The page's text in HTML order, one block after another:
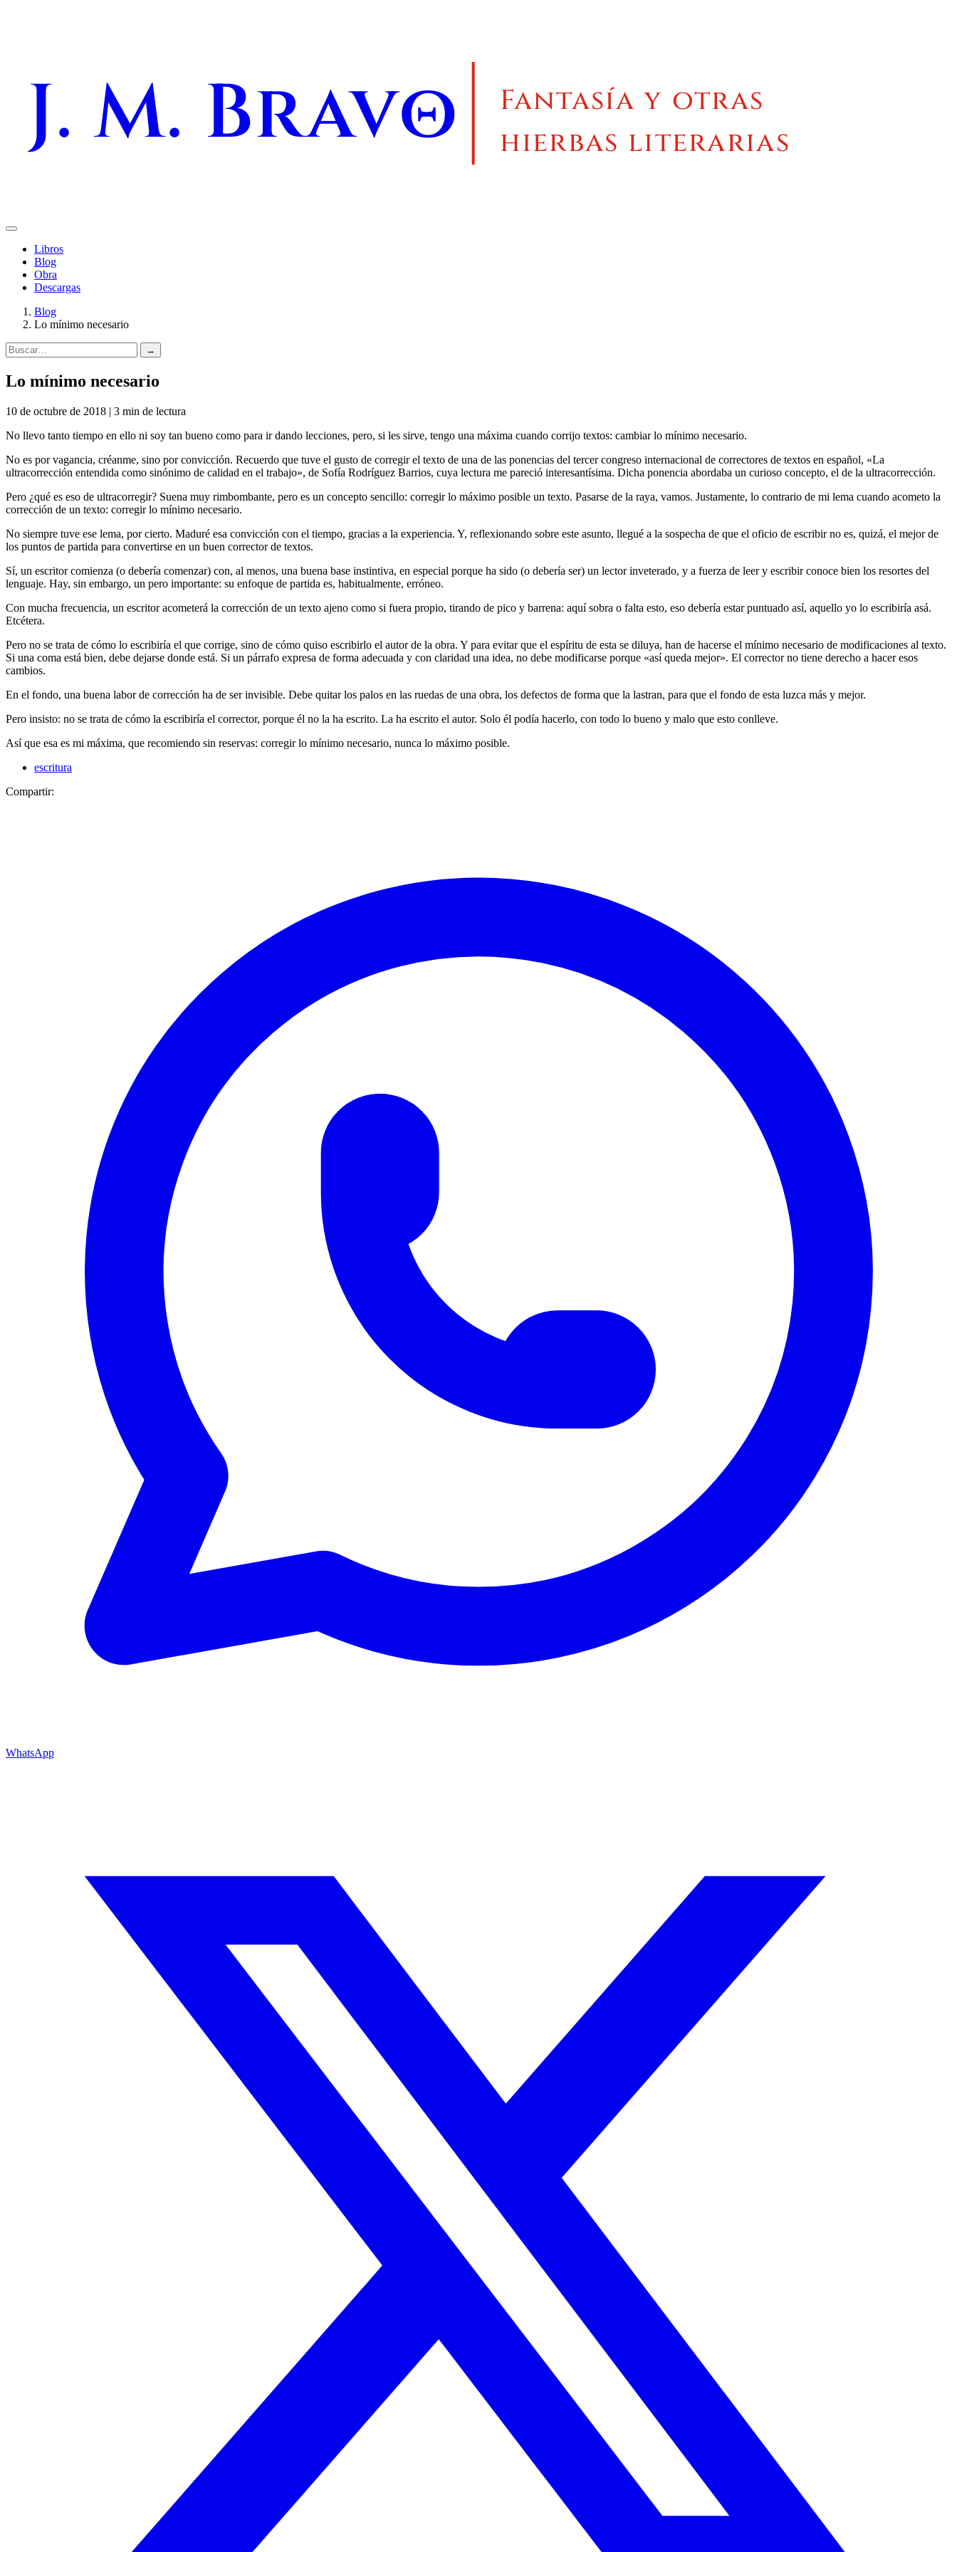
J. M. Bravo Fantasía y otras
hierbas literarias
Libros
Blog
Obra
Descargas
Blog
Lo mínimo necesario
→
Lo mínimo necesario
10 de octubre de 2018 | 3 min de lectura
No llevo tanto tiempo en ello ni soy tan bueno como para ir dando lecciones, pero, si les sirve, tengo una máxima cuando corrijo textos: cambiar lo mínimo necesario.
No es por vagancia, créanme, sino por convicción. Recuerdo que tuve el gusto de corregir el texto de una de las ponencias del tercer congreso internacional de correctores de textos en español, «La
ultracorrección entendida como sinónimo de calidad en el trabajo», de Sofía Rodríguez Barrios, cuya lectura me pareció interesantísima. Dicha ponencia abordaba un curioso concepto, el de la ultracorrección.
Pero ¿qué es eso de ultracorregir? Suena muy rimbombante, pero es un concepto sencillo: corregir lo máximo posible un texto. Pasarse de la raya, vamos. Justamente, lo contrario de mi lema cuando acometo la
corrección de un texto: corregir lo mínimo necesario.
No siempre tuve ese lema, por cierto. Maduré esa convicción con el tiempo, gracias a la experiencia. Y, reflexionando sobre este asunto, llegué a la sospecha de que el oficio de escribir no es, quizá, el mejor de
los puntos de partida para convertirse en un buen corrector de textos.
Sí, un escritor comienza (o debería comenzar) con, al menos, una buena base instintiva, en especial porque ha sido (o debería ser) un lector inveterado, y a fuerza de leer y escribir conoce bien los resortes del
lenguaje. Hay, sin embargo, un pero importante: su enfoque de partida es, habitualmente, erróneo.
Con mucha frecuencia, un escritor acometerá la corrección de un texto ajeno como si fuera propio, tirando de pico y barrena: aquí sobra o falta esto, eso debería estar puntuado así, aquello yo lo escribiría asá.
Etcétera.
Pero no se trata de cómo lo escribiría el que corrige, sino de cómo quiso escribirlo el autor de la obra. Y para evitar que el espíritu de esta se diluya, han de hacerse el mínimo necesario de modificaciones al texto.
Si una coma está bien, debe dejarse donde está. Si un párrafo expresa de forma adecuada y con claridad una idea, no debe modificarse porque «así queda mejor». El corrector no tiene derecho a hacer esos
cambios.
En el fondo, una buena labor de corrección ha de ser invisible. Debe quitar los palos en las ruedas de una obra, los defectos de forma que la lastran, para que el fondo de esta luzca más y mejor.
Pero insisto: no se trata de cómo la escribiría el corrector, porque él no la ha escrito. La ha escrito el autor. Solo él podía hacerlo, con todo lo bueno y malo que esto conlleve.
Así que esa es mi máxima, que recomiendo sin reservas: corregir lo mínimo necesario, nunca lo máximo posible.
escritura
Compartir:
WhatsApp